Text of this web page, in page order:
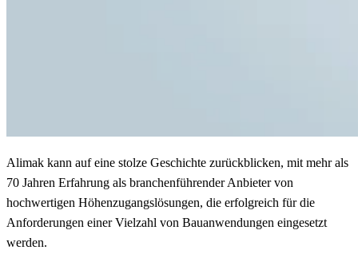
Alimak kann auf eine stolze Geschichte zurückblicken, mit mehr als
70 Jahren Erfahrung als branchenführender Anbieter von
hochwertigen Höhenzugangslösungen, die erfolgreich für die
Anforderungen einer Vielzahl von Bauanwendungen eingesetzt
werden.